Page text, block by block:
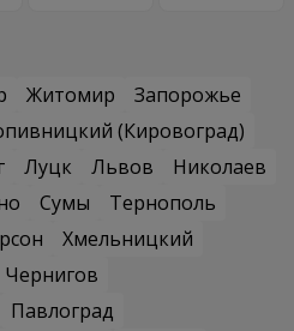
Житомир
Запорожье
(Кировоград)
Луцк Львов
Николаев
Сумы
Тернополь
Хмельницкий
Чернигов
Павлоград